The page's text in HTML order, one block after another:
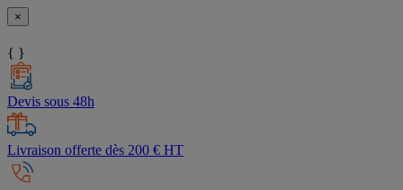
×
{ }
Devis sous 48h
Livraison offerte dès 200 € HT